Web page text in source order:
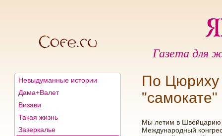
Газета для
Невыдуманные истории
Дама+Валет
Визави
Такая жизнь
Зазеркалье
По Цюриху
"самокате"
Мы летим в Швейцарию
Международный